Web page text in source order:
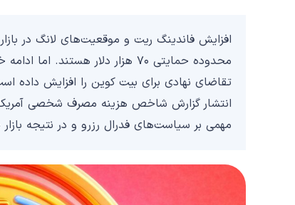
افزایش فاندینگ ریت و موقعیت‌های لانگ در
مهمی بر سیاست‌های فدرال رزرو و در نتیجه